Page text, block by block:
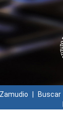
Buscar